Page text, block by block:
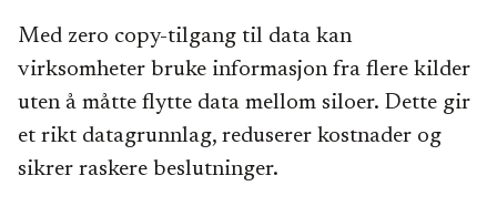
Med zero copy-tilgang til data kan
virksomheter bruke informasjon fra flere kilder
uten å måtte flytte data mellom siloer. Dette gir
et rikt datagrunnlag, reduserer kostnader og
sikrer raskere beslutninger.